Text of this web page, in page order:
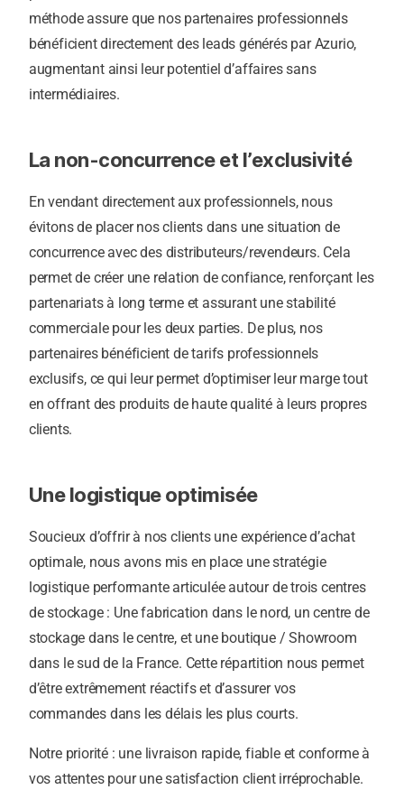
méthode assure que nos partenaires professionnels
bénéficient directement des leads générés par Azurio,
augmentant ainsi leur potentiel d’affaires sans
intermédiaires.
La non-concurrence et l’exclusivité
En vendant directement aux professionnels, nous
évitons de placer nos clients dans une situation de
concurrence avec des distributeurs/revendeurs. Cela
permet de créer une relation de confiance, renforçant les
partenariats à long terme et assurant une stabilité
commerciale pour les deux parties. De plus, nos
partenaires bénéficient de tarifs professionnels
exclusifs, ce qui leur permet d’optimiser leur marge tout
en offrant des produits de haute qualité à leurs propres
clients.
Une logistique optimisée
Soucieux d’offrir à nos clients une expérience d’achat
optimale, nous avons mis en place une stratégie
logistique performante articulée autour de trois centres
de stockage : Une fabrication dans le nord, un centre de
stockage dans le centre, et une boutique / Showroom
dans le sud de la France. Cette répartition nous permet
d’être extrêmement réactifs et d’assurer vos
commandes dans les délais les plus courts.
Notre priorité : une livraison rapide, fiable et conforme à
vos attentes pour une satisfaction client irréprochable.